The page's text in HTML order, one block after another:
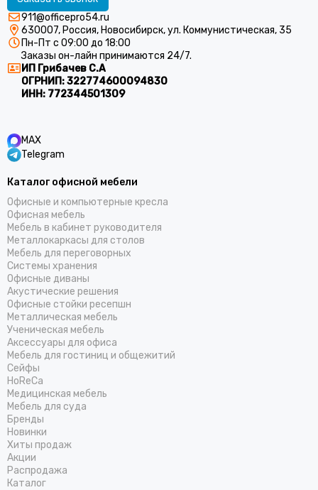
911@officepro54.ru
630007, Россия, Новосибирск, ул. Коммунистическая, 35
Пн-Пт с 09:00 до 18:00
Заказы он-лайн принимаются 24/7.
ИП Грибачев С.А
ОГРНИП:322774600094830
ИНН: 772344501309
MAX
Telegram
Каталог офисной мебели
Офисные и компьютерные кресла
Офисная мебель
Мебель в кабинет руководителя
Металлокаркасы для столов
Мебель для переговорных
Системы хранения
Офисные диваны
Акустические решения
Офисные стойки ресепшн
Металлическая мебель
Ученическая мебель
Аксессуары для офиса
Мебель для гостиниц и общежитий
Cейфы
HoReCa
Медицинская мебель
Мебель для суда
Бренды
Новинки
Хиты продаж
Акции
Распродажа
Каталог